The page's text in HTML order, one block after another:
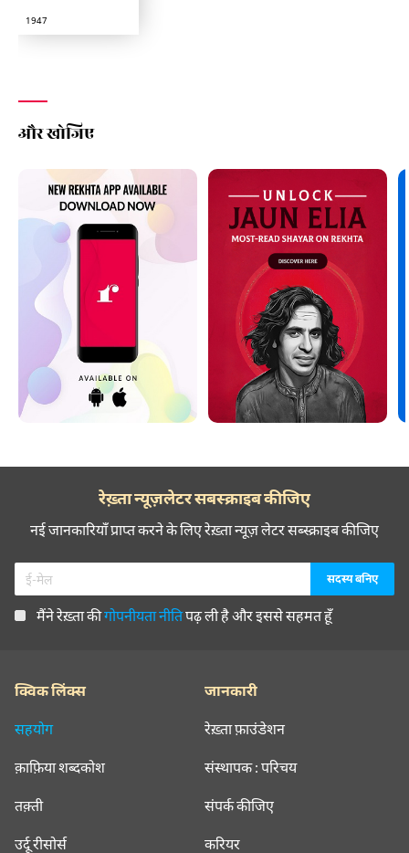
1947
और खोजिए
रेख़्ता न्यूज़लेटर सबस्क्राइब कीजिए
नई जानकारियाँ प्राप्त करने के लिए रेख़्ता न्यूज़ लेटर सब्स्क्राइब कीजिए
मैंने रेख़्ता कीगोपनीयता नीतिपढ़ ली है और इससे सहमत हूँ
क्विक लिंक्स
सहयोग
क़ाफ़िया शब्दकोश
तक़्ती
उर्दू रीसोर्स
जानकारी
रेख़्ता फ़ाउंडेशन
संस्थापक : परिचय
संपर्क कीजिए
करियर